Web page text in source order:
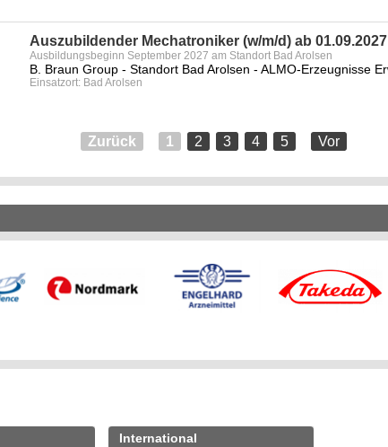
Auszubildender Mechatroniker (w/m/d) ab 01.09.2027
Ausbildungsbeginn September 2027 am Standort Bad Arolsen
Einsatzort: Bad Arolsen
Zurück 1 2 3 4 5 Vor
International